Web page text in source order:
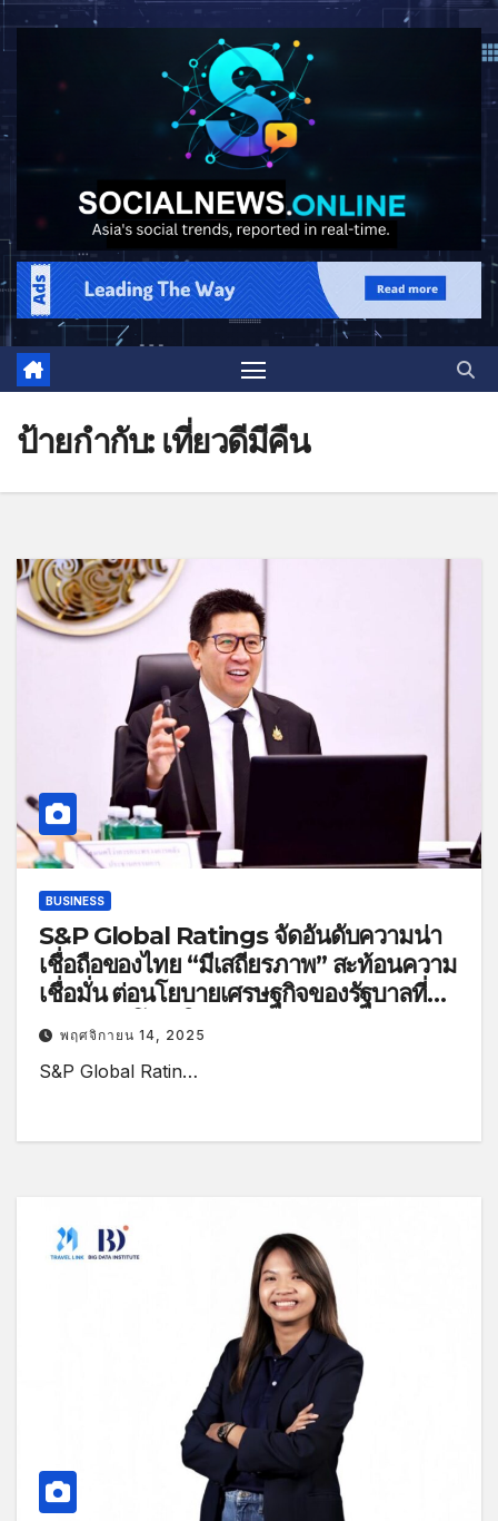
ป้ายกำกับ: เที่ยวดีมีคืน
BUSINESS
S&P Global Ratings จัดอันดับความน่า
เชื่อถือของไทย “มีเสถียรภาพ” สะท้อนความ
เชื่อมั่น ต่อนโยบายเศรษฐกิจของรัฐบาลที่มุ่ง
เน้นความโปร่งใส รักษาวินัยทางการคลัง
อย่างเคร่งครัด
พฤศจิกายน 14, 2025
S&P Global Ratin…